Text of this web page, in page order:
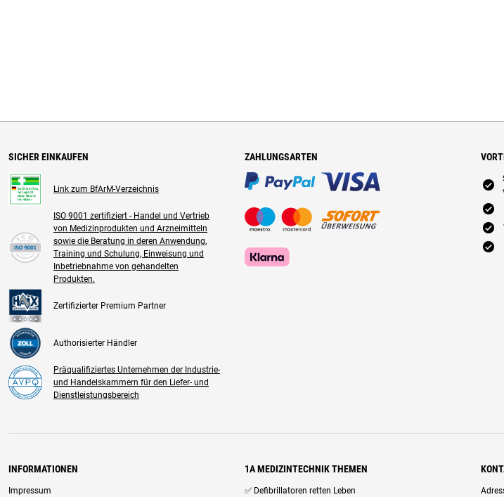
SICHER EINKAUFEN
Link zum BfArM-Verzeichnis
ISO 9001 zertifiziert - Handel und Vertrieb
von Medizinprodukten und Arzneimitteln
sowie die Beratung in deren Anwendung,
Training und Schulung, Einweisung und
Inbetriebnahme von gehandelten
Produkten.
Zertifizierter Premium Partner
Authorisierter Händler
Präqualifiziertes Unternehmen der Industrie-
und Handelskammern für den Liefer- und
Dienstleistungsbereich
ZAHLUNGSARTEN
E
E
E
E
INFORMATIONEN
Impressum
1A MEDIZINTECHNIK THEMEN
✅ Defibrillatoren retten Leben